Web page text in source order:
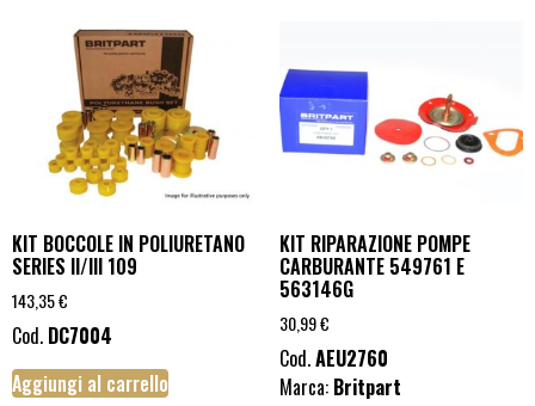
KIT BOCCOLE IN POLIURETANO
SERIES II/III 109
143,35€
Cod. DC7004
Aggiungi al carrello
KIT RIPARAZIONE POMPE
CARBURANTE 549761 E
563146G
30,99€
Cod.AEU2760
Marca: Britpart